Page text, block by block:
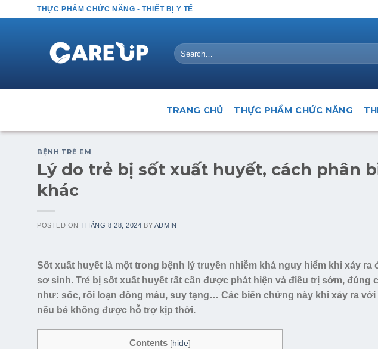
THỰC PHẨM CHỨC NĂNG - THIẾT BỊ Y TẾ
Search
for:
TRANG CHỦ THỰC PHẨM CHỨC NĂNG
BỆNH TRẺ EM
Lý do trẻ bị sốt xuất huyết, cách phân
khác
POSTED ON THÁNG 8 28, 2024 BY ADMIN
Sốt xuất huyết là một trong bệnh lý truyền nhiễm khá nguy hiểm khi xảy
sơ sinh. Trẻ bị sốt xuất huyết rất cần được phát hiện và điều trị sớm, đúng
như: sốc, rối loạn đông máu, suy tạng… Các biến chứng này khi xảy ra
nếu bé không được hỗ trợ kịp thời.
Contents [hide]